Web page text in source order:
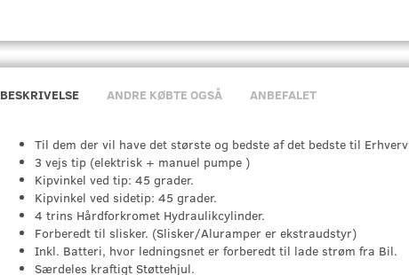
BESKRIVELSE ANDRE KØBTE OGSÅ ANBEFALET
Til dem der vil have det største og bedste af det bedste til Erhverv
3 vejs tip (elektrisk + manuel pumpe )
Kipvinkel ved tip: 45 grader.
Kipvinkel ved sidetip: 45 grader.
4 trins Hårdforkromet Hydraulikcylinder.
Forberedt til slisker. (Slisker/Aluramper er ekstraudstyr)
Inkl. Batteri, hvor ledningsnet er forberedt til lade strøm fra Bil.
Særdeles kraftigt Støttehjul.